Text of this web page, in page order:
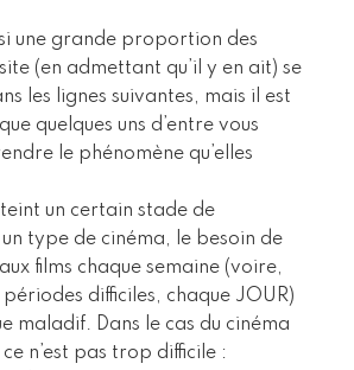
une grande proportion des
(en admettant qu’il y en ait) se
les lignes suivantes, mais il est
quelques uns d’entre vous
le phénomène qu’elles
un certain stade de
type de cinéma, le besoin de
films chaque semaine (voire,
difficiles, chaque JOUR)
maladif. Dans le cas du cinéma
n’est pas trop difficile :